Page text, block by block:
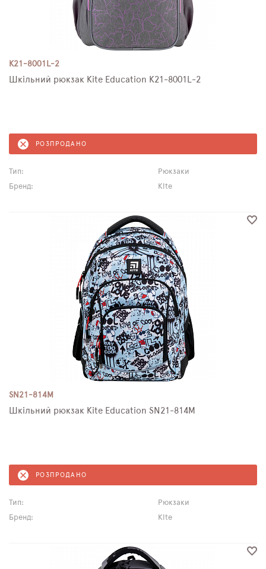
K21-8001L-2
Шкільний рюкзак Kite Education K21-8001L-2
РОЗПРОДАНО
Тип:
Рюкзаки
Бренд:
Kite
SN21-814M
Шкільний рюкзак Kite Education SN21-814M
РОЗПРОДАНО
Тип:
Рюкзаки
Бренд:
Kite